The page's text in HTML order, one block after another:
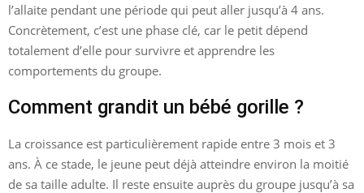
l’allaite pendant une période qui peut aller jusqu’à 4 ans.
Concrètement, c’est une phase clé, car le petit dépend
totalement d’elle pour survivre et apprendre les
comportements du groupe.
Comment grandit un bébé gorille ?
La croissance est particulièrement rapide entre 3 mois et 3
ans. À ce stade, le jeune peut déjà atteindre environ la moitié
de sa taille adulte. Il reste ensuite auprès du groupe jusqu’à sa